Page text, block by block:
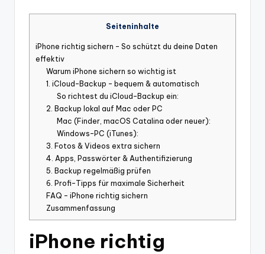
Seiteninhalte
iPhone richtig sichern – So schützt du deine Daten
effektiv
Warum iPhone sichern so wichtig ist
1. iCloud-Backup – bequem & automatisch
So richtest du iCloud-Backup ein:
2. Backup lokal auf Mac oder PC
Mac (Finder, macOS Catalina oder neuer):
Windows-PC (iTunes):
3. Fotos & Videos extra sichern
4. Apps, Passwörter & Authentifizierung
5. Backup regelmäßig prüfen
6. Profi-Tipps für maximale Sicherheit
FAQ – iPhone richtig sichern
Zusammenfassung
iPhone richtig